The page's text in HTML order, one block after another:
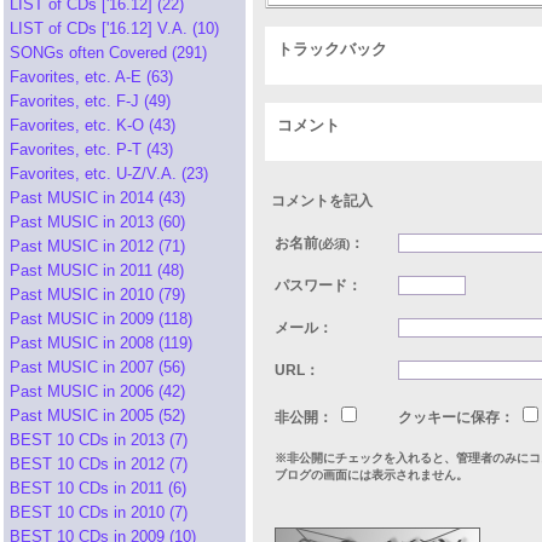
LIST of CDs ['16.12] (22)
LIST of CDs ['16.12] V.A. (10)
SONGs often Covered (291)
Favorites, etc. A-E (63)
Favorites, etc. F-J (49)
Favorites, etc. K-O (43)
Favorites, etc. P-T (43)
Favorites, etc. U-Z/V.A. (23)
Past MUSIC in 2014 (43)
Past MUSIC in 2013 (60)
Past MUSIC in 2012 (71)
Past MUSIC in 2011 (48)
Past MUSIC in 2010 (79)
Past MUSIC in 2009 (118)
Past MUSIC in 2008 (119)
Past MUSIC in 2007 (56)
Past MUSIC in 2006 (42)
Past MUSIC in 2005 (52)
BEST 10 CDs in 2013 (7)
BEST 10 CDs in 2012 (7)
BEST 10 CDs in 2011 (6)
BEST 10 CDs in 2010 (7)
BEST 10 CDs in 2009 (10)
トラックバック
コメント
コメントを記入
お名前(必須) ：
パスワード：
メール：
URL：
非公開： クッキーに保存：
※非公開にチェックを入れると、管理者のみにコ
ブログの画面には表示されません。